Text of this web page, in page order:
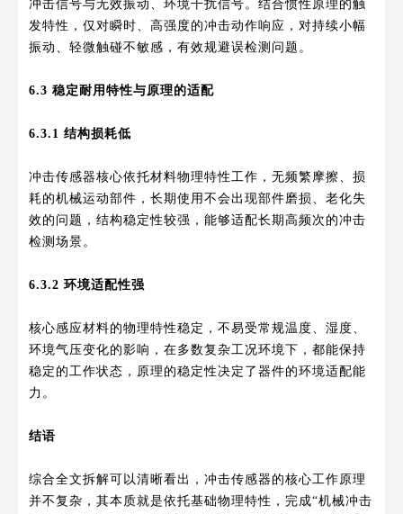
冲击信号与无效振动、环境干扰信号。结合惯性原理的触
发特性，仅对瞬时、高强度的冲击动作响应，对持续小幅
振动、轻微触碰不敏感，有效规避误检测问题。
6.3 稳定耐用特性与原理的适配
6.3.1 结构损耗低
冲击传感器核心依托材料物理特性工作，无频繁摩擦、损
耗的机械运动部件，长期使用不会出现部件磨损、老化失
效的问题，结构稳定性较强，能够适配长期高频次的冲击
检测场景。
6.3.2 环境适配性强
核心感应材料的物理特性稳定，不易受常规温度、湿度、
环境气压变化的影响，在多数复杂工况环境下，都能保持
稳定的工作状态，原理的稳定性决定了器件的环境适配能
力。
结语
综合全文拆解可以清晰看出，冲击传感器的核心工作原理
并不复杂，其本质就是依托基础物理特性，完成“机械冲击